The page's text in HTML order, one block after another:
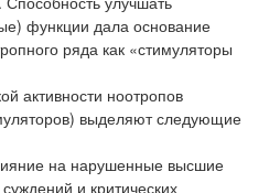
функции дала основание
ряда как «стимуляторы
активности ноотропов
выделяют следующие
на нарушенные высшие
и критических